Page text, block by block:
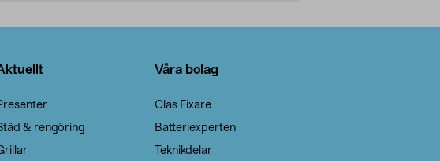
& rengöring
Våra bolag
Clas Fixare
Batteriexperten
Teknikdelar